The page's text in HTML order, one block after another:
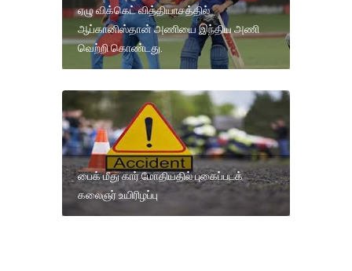
ஏழு விக்கெட் வித்தியாசத்தில்
ஆப்கானிஸ்தான் அணியை இந்திய அணி
வெற்றி கொண்டது.
பைக் மீது கார் மோதியதில் புகைப்படக்
கலைஞர் உயிரிழப்பு